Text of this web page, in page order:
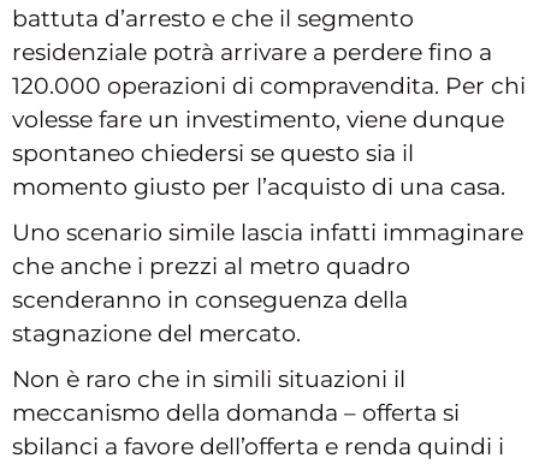
battuta d’arresto e che il segmento
residenziale potrà arrivare a perdere fino a
120.000 operazioni di compravendita. Per chi
volesse fare un investimento, viene dunque
spontaneo chiedersi se questo sia il
momento giusto per l’acquisto di una casa.
Uno scenario simile lascia infatti immaginare
che anche i prezzi al metro quadro
scenderanno in conseguenza della
stagnazione del mercato.
Non è raro che in simili situazioni il
meccanismo della domanda – offerta si
sbilanci a favore dell’offerta e renda quindi i